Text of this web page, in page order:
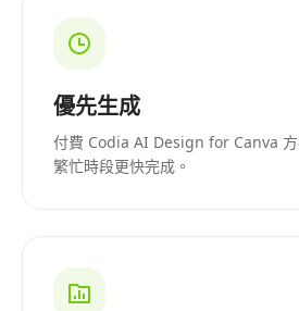
優先生成
付費 Codia AI Design for Canva 方
繁忙時段更快完成。